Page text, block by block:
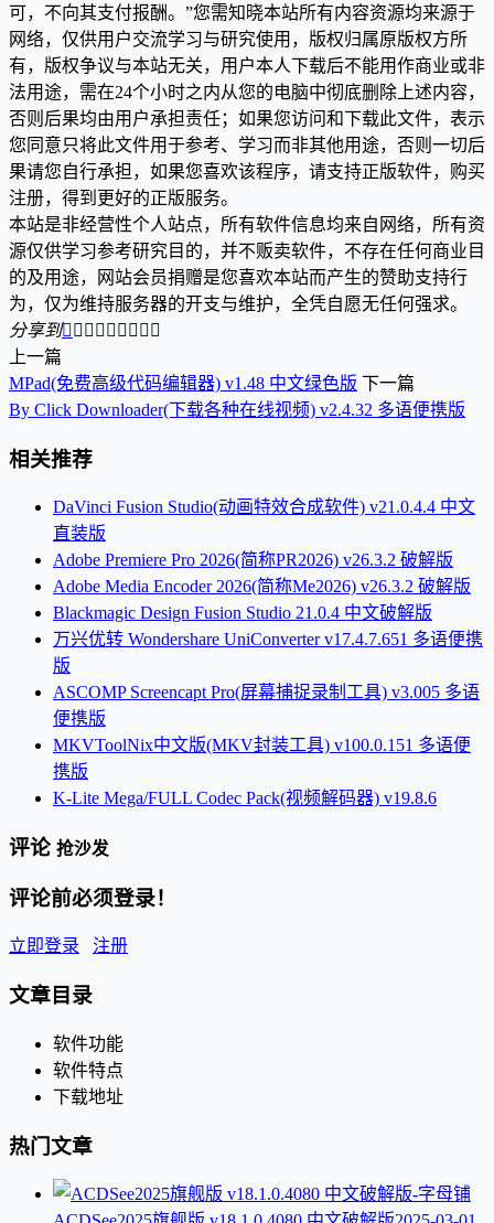
可，不向其支付报酬。”您需知晓本站所有内容资源均来源于
网络，仅供用户交流学习与研究使用，版权归属原版权方所
有，版权争议与本站无关，用户本人下载后不能用作商业或非
法用途，需在24个小时之内从您的电脑中彻底删除上述内容，
否则后果均由用户承担责任；如果您访问和下载此文件，表示
您同意只将此文件用于参考、学习而非其他用途，否则一切后
果请您自行承担，如果您喜欢该程序，请支持正版软件，购买
注册，得到更好的正版服务。
本站是非经营性个人站点，所有软件信息均来自网络，所有资
源仅供学习参考研究目的，并不贩卖软件，不存在任何商业目
的及用途，网站会员捐赠是您喜欢本站而产生的赞助支持行
为，仅为维持服务器的开支与维护，全凭自愿无任何强求。
分享到        
上一篇
MPad(免费高级代码编辑器) v1.48 中文绿色版 下一篇
By Click Downloader(下载各种在线视频) v2.4.32 多语便携版
相关推荐
DaVinci Fusion Studio(动画特效合成软件) v21.0.4.4 中文
直装版
Adobe Premiere Pro 2026(简称PR2026) v26.3.2 破解版
Adobe Media Encoder 2026(简称Me2026) v26.3.2 破解版
Blackmagic Design Fusion Studio 21.0.4 中文破解版
万兴优转 Wondershare UniConverter v17.4.7.651 多语便携
版
ASCOMP Screencapt Pro(屏幕捕捉录制工具) v3.005 多语
便携版
MKVToolNix中文版(MKV封装工具) v100.0.151 多语便
携版
K-Lite Mega/FULL Codec Pack(视频解码器) v19.8.6
评论 抢沙发
评论前必须登录！
立即登录 注册
文章目录
软件功能
软件特点
下载地址
热门文章